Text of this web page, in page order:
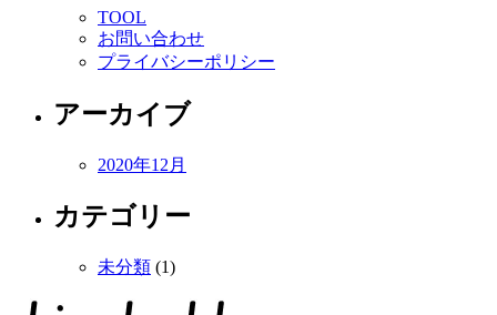
TOOL
お問い合わせ
プライバシーポリシー
アーカイブ
2020年12月
カテゴリー
未分類 (1)